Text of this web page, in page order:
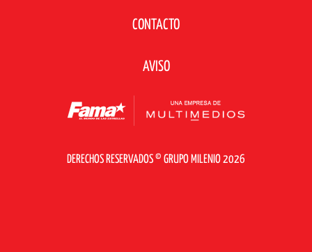
CONTACTO
AVISO
DERECHOS RESERVADOS © GRUPO MILENIO 2026